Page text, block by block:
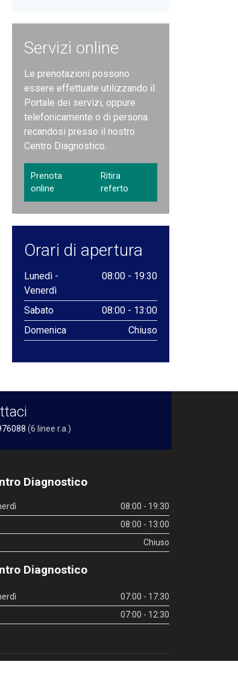
Servizi online
Le prenotazioni possono
essere effettuate utilizzando il
Portale dei servizi, oppure
telefonicamente o di persona
recandosi presso il nostro
Centro Diagnostico.
Prenota
online
Ritira
referto
Orari di apertura
Lunedì -
Venerdì
08:00 - 19:30
Sabato
08:00 - 13:00
Domenica
Chiuso
(6 linee r.a.)
Diagnostico
08:00 - 19:30
08:00 - 13:00
Chiuso
Diagnostico
07:00 - 17:30
07:00 - 12:30